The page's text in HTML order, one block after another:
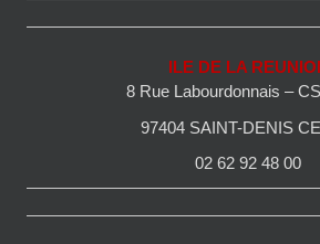
ILE DE LA
8 Rue Labourdonnais –
97404 SAINT-DENIS
02 62 92 48 00